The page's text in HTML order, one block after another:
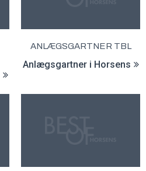
ANLÆGSGARTNER TBL
Anlægsgartner i Horsens